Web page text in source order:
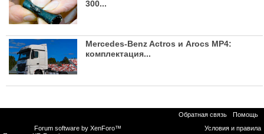
300...
Mercedes-Benz Actros и Arocs MP4:
комплектация...
Обратная связь
Помощь
Условия и правила
Forum software by XenForo™